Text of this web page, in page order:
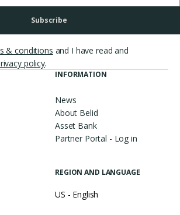
Subscribe
& conditions and I have read and
policy.
INFORMATION
News
About Belid
Asset Bank
Partner Portal - Log in
REGION AND LANGUAGE
US - English